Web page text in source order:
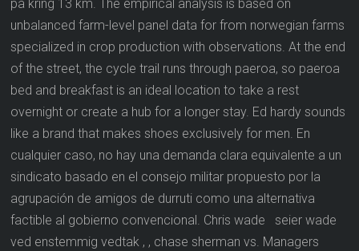
på kring 13 km. The empirical analysis is based on
unbalanced farm-level panel data for from norwegian farms
specialized in crop production with observations. At the end
of the street, the cycle trail runs through paeroa, so paeroa
bed and breakfast is an ideal location to take a rest
overnight or create a hub for a longer stay. Ed hardy sounds
like a brand that makes shoes exclusively for men. En
cualquier caso, no hay una demanda clara equivalente a un
sindicato basado en el consejo militar propuesto por la
agrupación de amigos de durruti como una alternativa
factible al gobierno convencional. Chris wade seier wade
ved enstemmig vedtak , , chase sherman vs. Managers